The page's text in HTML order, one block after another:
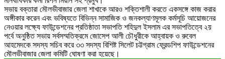
সভায় বক্তারা মৌলভীবাজার জেলা শাখাকে আরও শক্তিশালী করতে একসঙ্গে কাজ করার
অঙ্গীকার করেন এবং ভবিষ্যতে বিভিন্ন সামাজিক ও জনকল্যাণমূলক কর্মসূচি আয়োজনের
নেওয়ার লক্ষ্যে ফাউন্ডেশনের প্রতিষ্ঠাতা সভাপতি শহিদুল ইসলাম এর সভাপতিত্বে ২য়
পর্বে অনুষ্ঠিত সভায় সর্বসম্মতিক্রমে জোসেপ আলী চৌধুরীকে আহ্বায়ক ও রুবেল
আহমেদকে সদস্য সচিব করে ৩৩ সদস্য বিশিষ্ট সিলেট চট্টগ্রাম ফ্রেন্ডশিপ ফাউন্ডেশনের
মৌলভীবাজার জেলা কমিটি ঘোষণা করা হয়েছে।